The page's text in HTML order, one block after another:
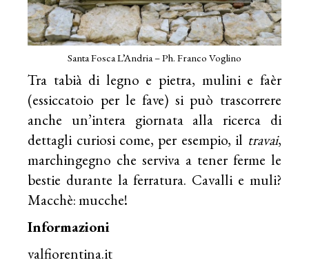
Santa Fosca L’Andria – Ph. Franco Voglino
Tra tabià di legno e pietra, mulini e faèr
(essiccatoio per le fave) si può trascorrere
anche un’intera giornata alla ricerca di
dettagli curiosi come, per esempio, il travai,
marchingegno che serviva a tener ferme le
bestie durante la ferratura. Cavalli e muli?
Macchè: mucche!
Informazioni
valfiorentina.it